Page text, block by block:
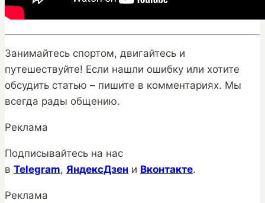
Занимайтесь спортом, двигайтесь и
путешествуйте! Если нашли ошибку или хотите
обсудить статью – пишите в комментариях. Мы
всегда рады общению.
Реклама
Подписывайтесь на нас
в Telegram, ЯндексДзен и Вконтакте.
Реклама